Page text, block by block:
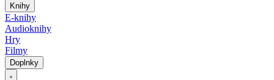
Knihy
E-knihy
Audioknihy
Hry
Filmy
Doplnky